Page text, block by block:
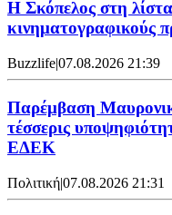
Η Σκόπελος στη
κινηματογραφικούς
Buzzlife|07.08.2026 21:39
Παρέμβαση
τέσσερις
ΕΔΕΚ
Πολιτική|07.08.2026 21:31